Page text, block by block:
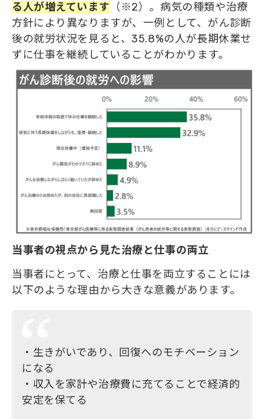
る人が増えています （※2）。病気の種類や治療
方針により異なりますが、一例として、がん診断
後の就労状況を見ると、35.8%の人が長期休業せ
ずに仕事を継続していることがわかります。
当事者の視点から見た治療と仕事の両立
当事者にとって、治療と仕事を両立することには
以下のような理由から大きな意義があります。
・生きがいであり、回復へのモチベーション
になる
・収入を家計や治療費に充てることで経済的
安定を保てる